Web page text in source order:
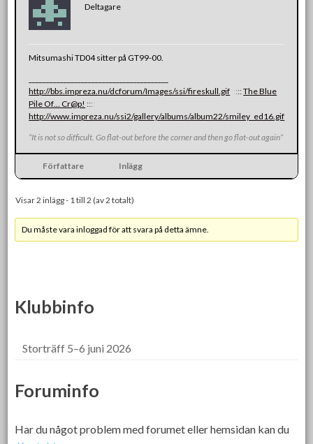
Deltagare
Mitsumashi TD04 sitter på GT99-00.
http://bbs.impreza.nu/dcforum/Images/ssi/fireskull.gif ::::The Blue
Pile Of… Cr@p! ::::
http://www.impreza.nu/ssi2/gallery/albums/album22/smiley_ed16.gif
”It is not so difficult. Go flat-out before the corner and then go flat-out again”
Författare Inlägg
Visar 2 inlägg - 1 till 2 (av 2 totalt)
Du måste vara inloggad för att svara på detta ämne.
Klubbinfo
Storträff 5–6 juni 2026
Foruminfo
Har du något problem med forumet eller hemsidan kan du